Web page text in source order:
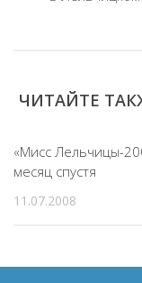
ЧИТАЙТЕ
«Мисс Лельчицы-
месяц спустя
11.07.2008